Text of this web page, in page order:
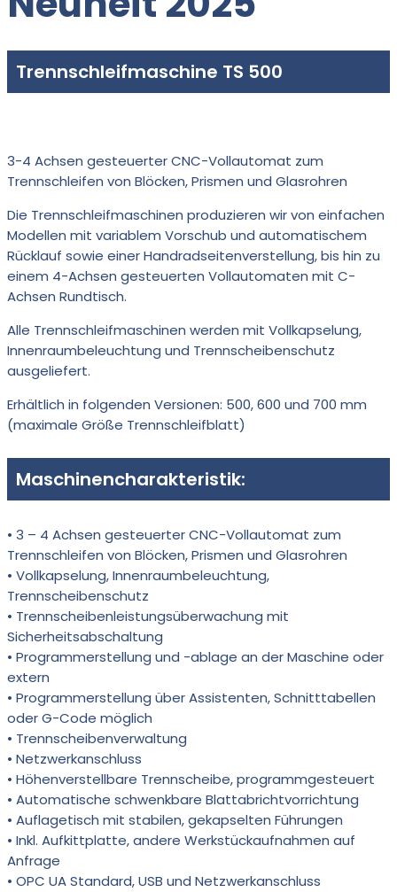
Trennschleifmaschine TS 500
3-4 Achsen gesteuerter CNC-Vollautomat zum
Trennschleifen von Blöcken, Prismen und Glasrohren
Die Trennschleifmaschinen produzieren wir von einfachen
Modellen mit variablem Vorschub und automatischem
Rücklauf sowie einer Handradseitenverstellung, bis hin zu
einem 4-Achsen gesteuerten Vollautomaten mit C-
Achsen Rundtisch.
Alle Trennschleifmaschinen werden mit Vollkapselung,
Innenraumbeleuchtung und Trennscheibenschutz
ausgeliefert.
Erhältlich in folgenden Versionen: 500, 600 und 700 mm
(maximale Größe Trennschleifblatt)
Maschinencharakteristik:
• 3 – 4 Achsen gesteuerter CNC-Vollautomat zum
Trennschleifen von Blöcken, Prismen und Glasrohren
• Vollkapselung, Innenraumbeleuchtung,
Trennscheibenschutz
• Trennscheibenleistungsüberwachung mit
Sicherheitsabschaltung
• Programmerstellung und -ablage an der Maschine oder
extern
• Programmerstellung über Assistenten, Schnitttabellen
oder G-Code möglich
• Trennscheibenverwaltung
• Netzwerkanschluss
• Höhenverstellbare Trennscheibe, programmgesteuert
• Automatische schwenkbare Blattabrichtvorrichtung
• Auflagetisch mit stabilen, gekapselten Führungen
• Inkl. Aufkittplatte, andere Werkstückaufnahmen auf
Anfrage
• OPC UA Standard, USB und Netzwerkanschluss